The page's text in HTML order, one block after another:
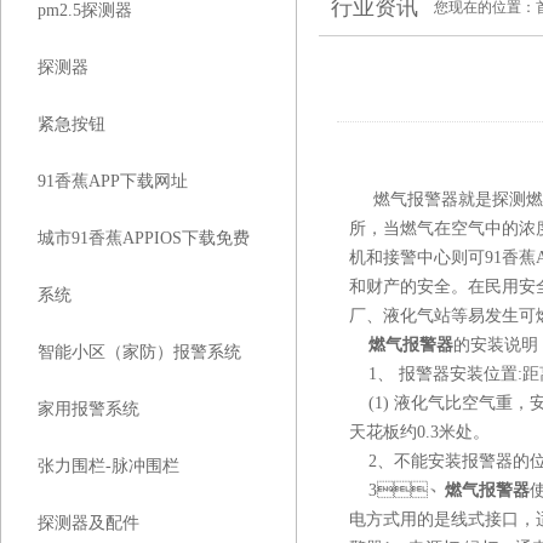
pm2.5探测器
探测器
紧急按钮
91香蕉APP下载网址
城市91香蕉APPIOS下载免费
系统
智能小区（家防）报警系统
家用报警系统
张力围栏-脉冲围栏
探测器及配件
行业资讯 您现在的位置：
燃气报警器就是探测燃
所，当燃气在空气中的
机和接警中心则可91香蕉
和财产的安全。在民用
厂、液化气站等易发生
燃气报警器的安装说明
1、 报警器安装位置:
(1) 液化气比空气重，
天花板约0.3米处。
2、不能安装报警器
3、 燃气报警器
电方式用的是线式接口，